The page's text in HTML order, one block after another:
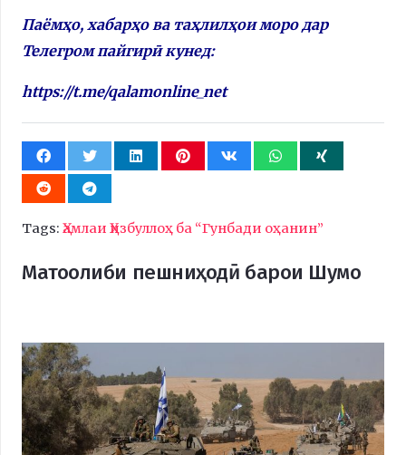
Паёмҳо, хабарҳо ва таҳлилҳои моро дар
Телегром пайгирӣ кунед:
https://t.me/qalamonline_net
Tags: Ҳамлаи Ҳизбуллоҳ ба “Гунбади оҳанин”
Матоолиби пешниҳодӣ барои Шумо